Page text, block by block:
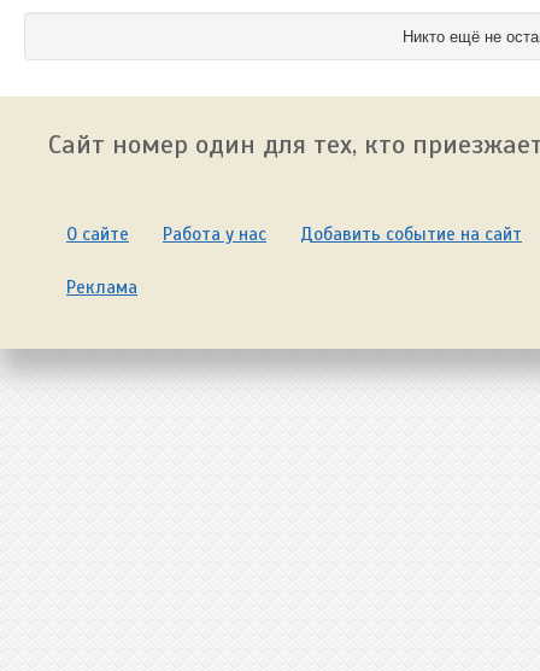
Никто ещё не
Сайт номер один для тех, кто
О сайте Работа у нас Добавить событие на сайт
Реклама